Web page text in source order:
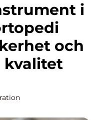
och
kvalitet